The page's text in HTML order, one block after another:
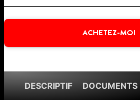
ACHETEZ-MOI
DESCRIPTIF DOCUMENTS